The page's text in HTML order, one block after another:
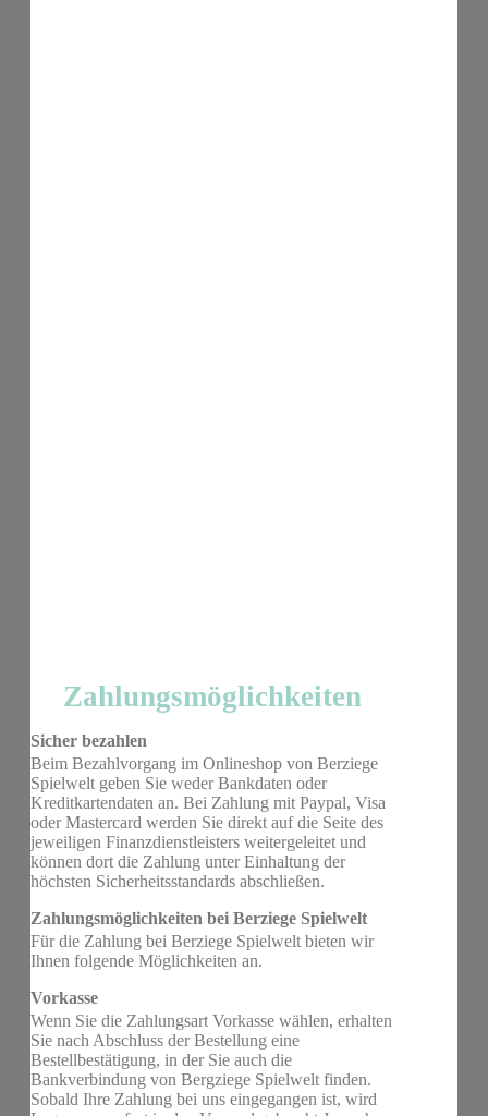
Zahlungsmöglichkeiten
Sicher bezahlen
Beim Bezahlvorgang im Onlineshop von Berziege
Spielwelt geben Sie weder Bankdaten oder
Kreditkartendaten an. Bei Zahlung mit Paypal, Visa
oder Mastercard werden Sie direkt auf die Seite des
jeweiligen Finanzdienstleisters weitergeleitet und
können dort die Zahlung unter Einhaltung der
höchsten Sicherheitsstandards abschließen.
Zahlungsmöglichkeiten bei Berziege Spielwelt
Für die Zahlung bei Berziege Spielwelt bieten wir
Ihnen folgende Möglichkeiten an.
Vorkasse
Wenn Sie die Zahlungsart Vorkasse wählen, erhalten
Sie nach Abschluss der Bestellung eine
Bestellbestätigung, in der Sie auch die
Bankverbindung von Bergziege Spielwelt finden.
Sobald Ihre Zahlung bei uns eingegangen ist, wird